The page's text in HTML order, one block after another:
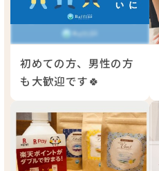
初めての方、男性の方
も大歓迎です🍀